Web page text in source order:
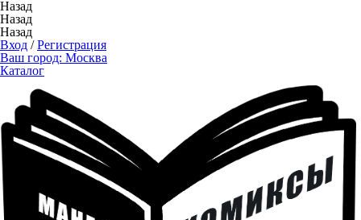
Назад
Назад
Назад
Вход /Регистрация
Ваш город: Москва
Каталог